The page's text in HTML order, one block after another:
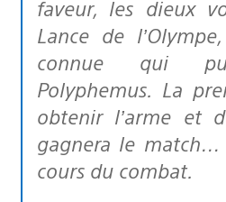
faveur, les dieux
Lance de
connue qui
Polyphemus. La
obtenir l’arme et
gagnera le
cours du combat.